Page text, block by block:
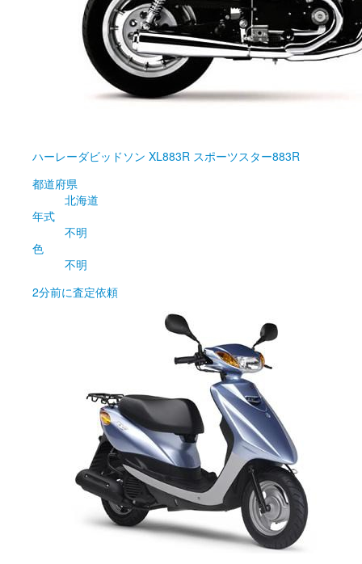
ハーレーダビッドソン XL883R スポーツスター883R
都道府県
北海道
年式
不明
色
不明
2分前に査定依頼